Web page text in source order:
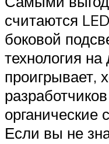
считаются
боковой
технология
проигрывает,
органические
Если вы не